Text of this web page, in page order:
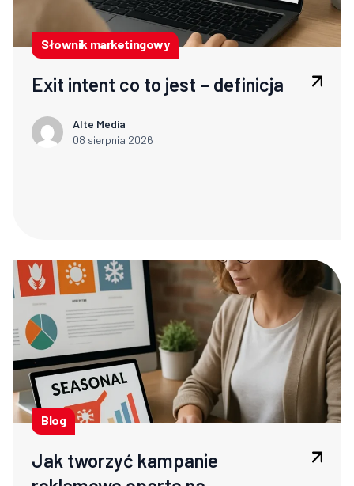
Słownik marketingowy
Exit intent co to jest – definicja
Alte Media
08 sierpnia 2026
Blog
Jak tworzyć kampanie